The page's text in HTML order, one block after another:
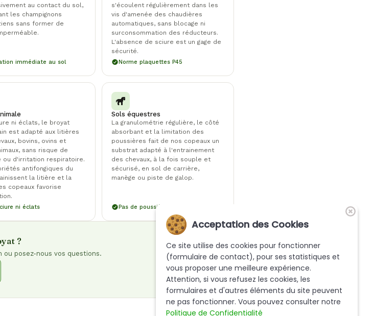
au contact du sol,
les champignons
sans former de
immédiate au sol
s'écoulent régulièrement dans les
vis d'amenée des chaudières
automatiques, sans blocage ni
surconsommation des réducteurs.
L'absence de sciure est un gage de
sécurité.
Norme plaquettes P45
ni éclats, le broyat
est adapté aux litières
bovins, ovins et
sans risque de
ou d'irritation respiratoire.
antifongiques du
la litière et la
copeaux favorise
ni éclats
Sols équestres
La granulométrie régulière, le côté
absorbant et la limitation des
poussières fait de nos copeaux un
substrat adapté à l'entrainement
des chevaux, à la fois souple et
sécurisé, en sol de carrière,
manège ou piste de galop.
Pas de poussière ni boue
?
ou posez-nous vos questions.
Acceptation des Cookies
Ce site utilise des cookies pour fonctionner
(formulaire de contact), pour ses statistiques et
vous proposer une meilleure expérience.
Attention, si vous refusez les cookies, les
formulaires et d'autres éléments du site peuvent
ne pas fonctionner. Vous pouvez consulter notre
Politique de Confidentialité